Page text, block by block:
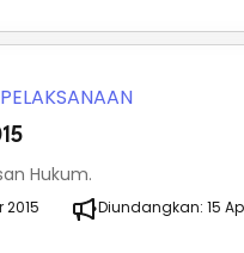
PELAKSANAAN
Hukum.
2015 Diundangkan:15